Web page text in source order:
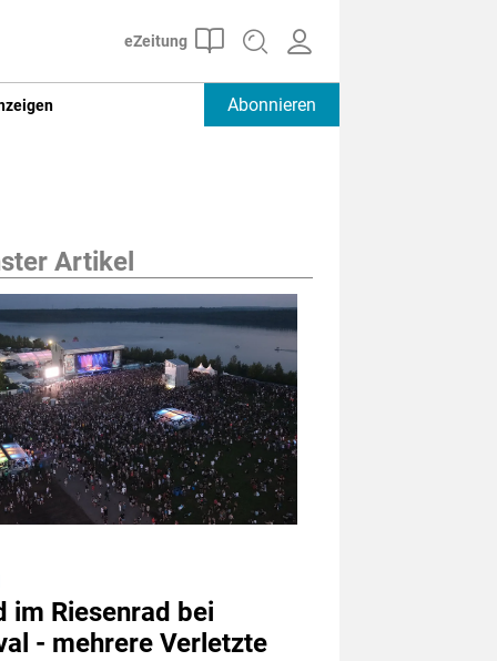
Abonnieren
Artikel
im Riesenrad bei
- mehrere Verletzte